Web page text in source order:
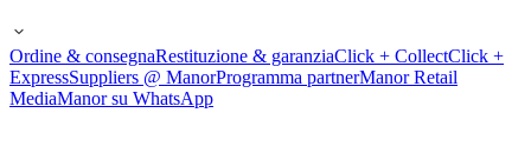
Ordine & consegnaRestituzione & garanziaClick + CollectClick +
ExpressSuppliers @ ManorProgramma partnerManor Retail
MediaManor su WhatsApp